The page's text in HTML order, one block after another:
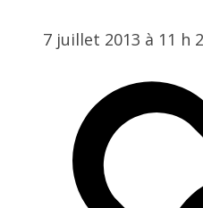
7 juillet 2013 à 11 h